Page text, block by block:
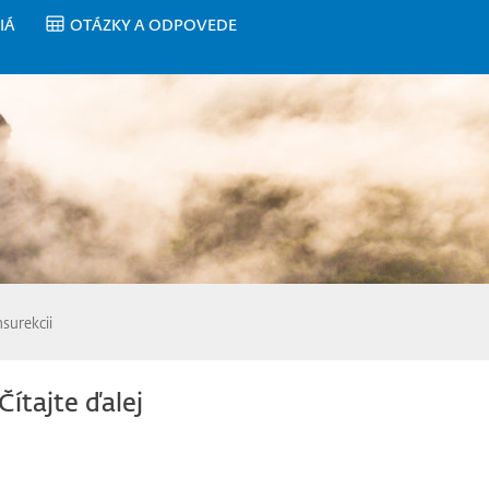
OTÁZKY A ODPOVEDE
ďalej